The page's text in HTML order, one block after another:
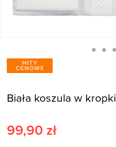
Biała koszula w kropki
99,90 zł